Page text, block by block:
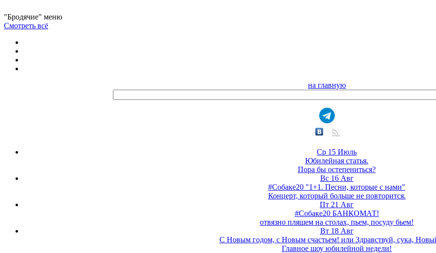
"Бродячие" меню
Смотреть всё
на главную
Ср 15 Июль
Юбилейная статья.
Пора бы остепениться?
Вс 16 Авг
#Собаке20 "1+1. Песни, которые с нами"
Концерт, который больше не повторится.
Пт 21 Авг
#Собаке20 БАНКОМАТ!
отвязно пляшем на столах, пьем, посуду бьем!
Вт 18 Авг
С Новым годом, с Новым счастьем! или Здравствуй, сука,
Главное шоу юбилейной недели!